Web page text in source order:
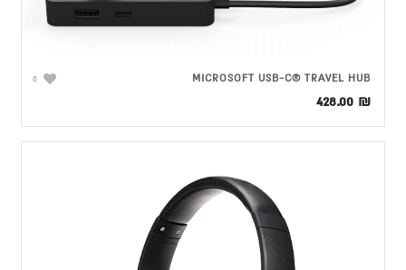
0 MICROSOFT USB-C® TRAVEL HUB
428.00 ₪